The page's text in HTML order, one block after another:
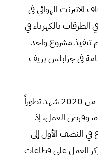
الانترنت الهوائي في
الطرقات بالكهرباء في
تنفيذ مشروع واحد
في جرابلس بريف
أخيراً يمكن القول إن النصف الثاني من 2020 شهد تطوراً
وفرص العمل، إذ
من 457 مشروع في النصف الأول إلى
العمل على قطاعات